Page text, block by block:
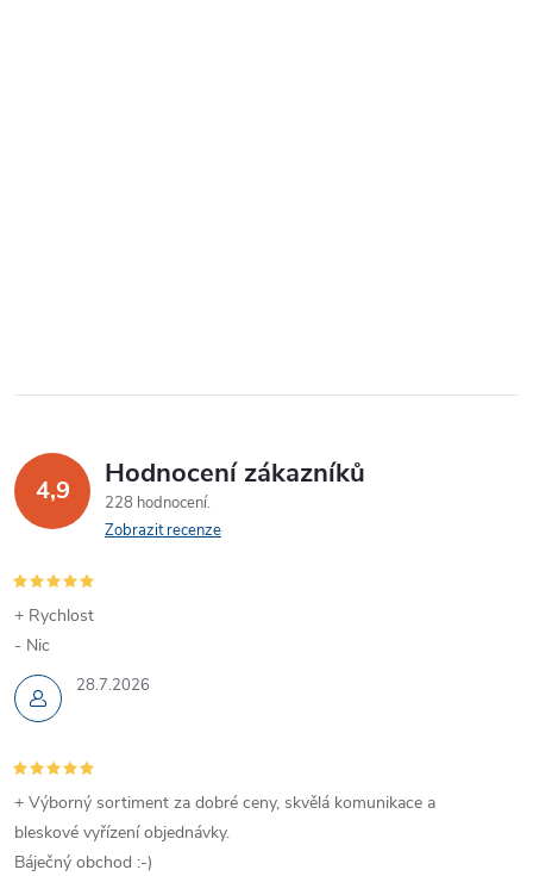
4,9 Hodnocení zákazníků
228 hodnocení
Zobrazit recenze
28.7.2026
+ Rychlost
- Nic
+ Výborný sortiment za dobré ceny, skvělá komunikace a
bleskové vyřízení objednávky.
Báječný obchod :-)